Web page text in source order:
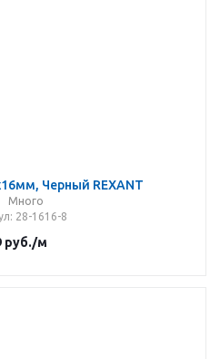
Черный REXANT
Много
: 28-1616-8
руб./м